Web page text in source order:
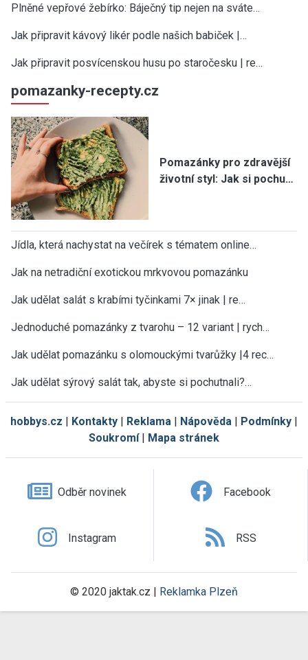
Plněné vepřové žebírko: Báječný tip nejen na sváte…
Jak připravit kávový likér podle našich babiček |…
Jak připravit posvícenskou husu po staročesku | re…
pomazanky-recepty.cz
Pomazánky pro zdravější
životní styl: Jak si pochu…
Jídla, která nachystat na večírek s tématem online…
Jak na netradiční exotickou mrkvovou pomazánku
Jak udělat salát s krabími tyčinkami 7× jinak | re…
Jednoduché pomazánky z tvarohu – 12 variant | rych…
Jak udělat pomazánku s olomouckými tvarůžky |4 rec…
Jak udělat sýrový salát tak, abyste si pochutnali?…
hobbys.cz Kontakty Reklama Nápověda Podmínky
Soukromí| Mapa stránek
Odběr novinek Facebook
Instagram RSS
© 2020 jaktak.cz | Reklamka Plzeň